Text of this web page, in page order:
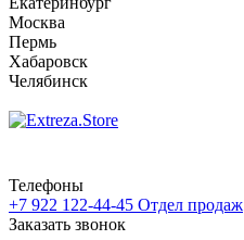
Москва
Пермь
Хабаровск
Челябинск
Телефоны
+7 922 122-44-45 Отдел продаж
Заказать звонок